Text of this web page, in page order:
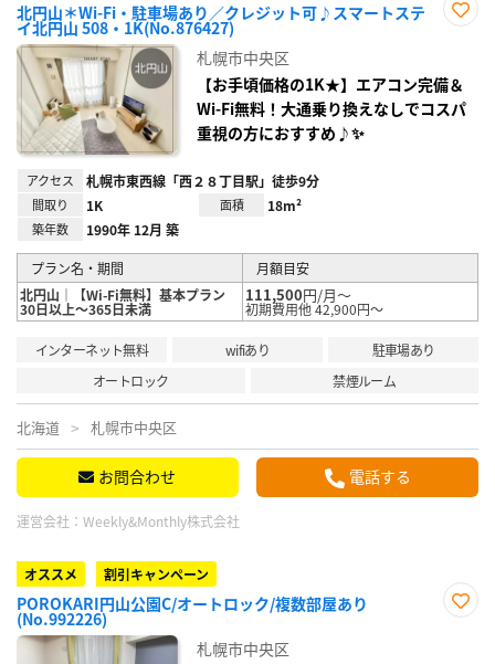
北円山＊Wi-Fi・駐車場あり／クレジット可♪スマートステ
イ北円山 508・1K(No.876427)
録
札幌市中央区
【お手頃価格の1K★】エアコン完備＆
Wi-Fi無料！大通乗り換えなしでコスパ
重視の方におすすめ♪✨
アクセス 札幌市東西線「西２８丁目駅」徒歩9分
間取り 1K 面積 18m²
築年数 1990年 12月 築
プラン名・期間
月額目安
北円山｜【Wi-Fi無料】基本プラン
30日以上～365日未満
111,500円/月～
初期費用他 42,900円～
インターネット無料 wifiあり
駐車場あり
オートロック
禁煙ルーム
北海道 札幌市中央区
お問合わせ 電話する
運営会社： Weekly&Monthly株式会社
オススメ 割引キャンペーン
POROKARI円山公園C/オートロック/複数部屋あり
(No.992226)
札幌市中央区